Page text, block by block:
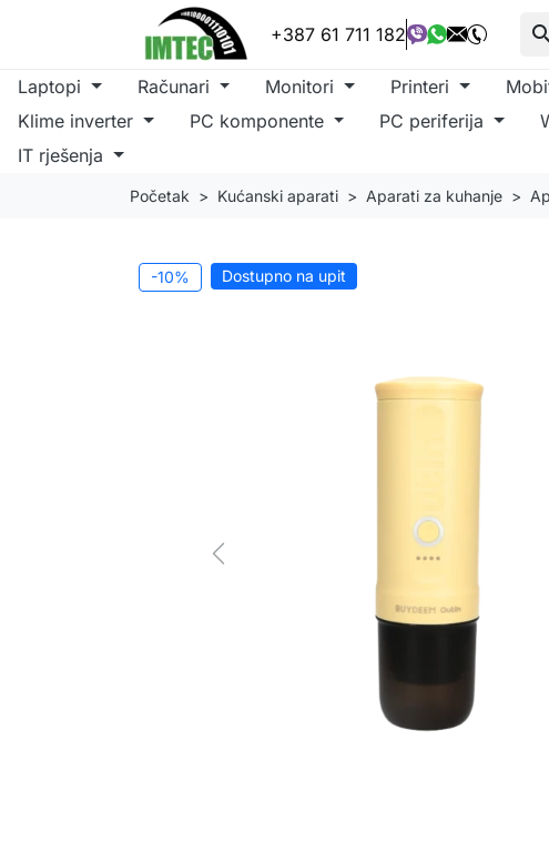
+387 61 711 182
Laptopi Računari Monitori Printeri
Klime inverter
PC komponente PC periferija
IT rješenja
Početak Kućanski aparati Aparati za kuhanje
-10% Dostupno na upit
Previous